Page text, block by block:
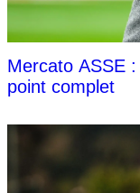
Mercato ASSE
point complet